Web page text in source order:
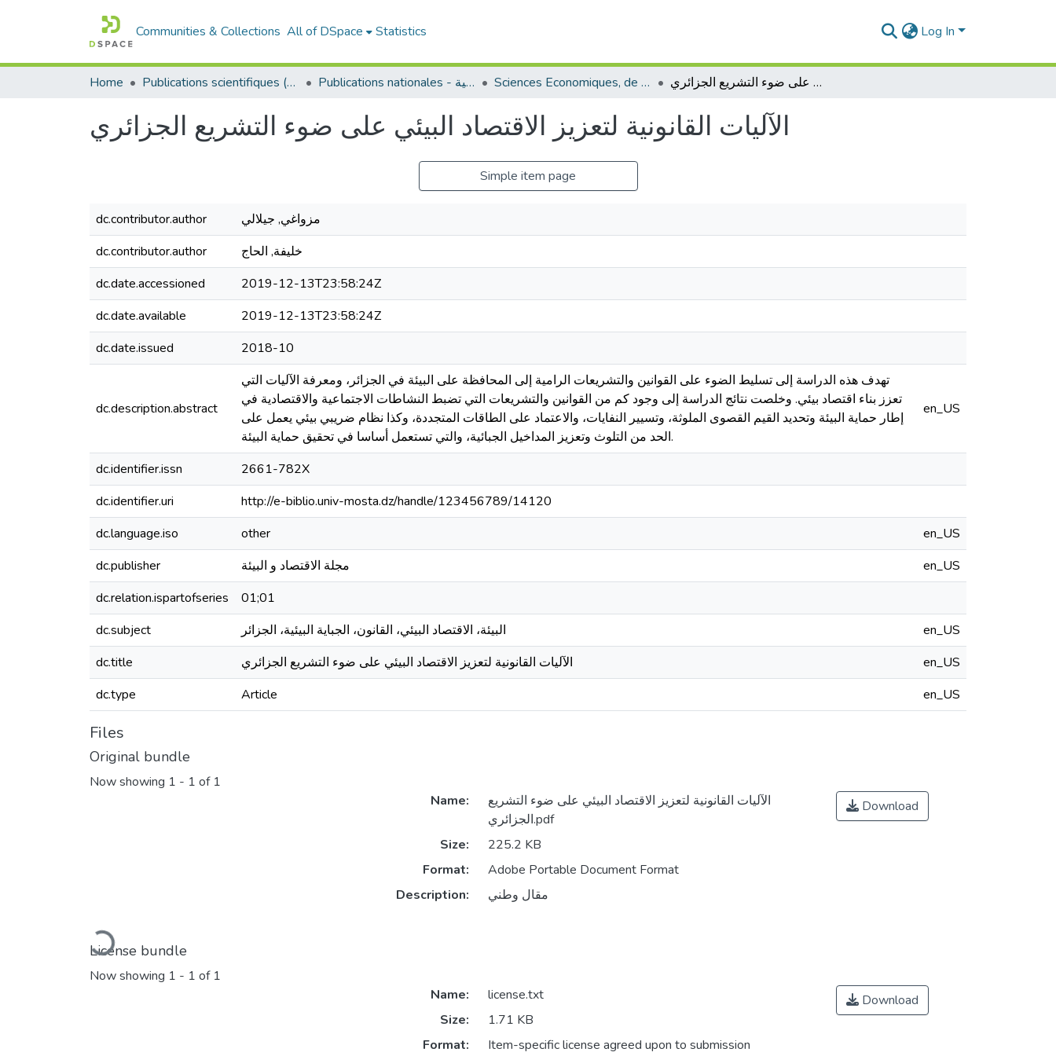
Communities & Collections All of DSpace Statistics Log In
Home Publications scientifiques (Laboratoires) Publications nationales - منشورات وطنية Sciences Economiques, de Gestion et Commerciales - العلوم الإقتصادية و التجارية و علوم التسيير الآليات القانونية لتعزيز الاقتصاد البيئي على ضوء التشريع الجزائري
الآليات القانونية لتعزيز الاقتصاد البيئي على ضوء التشريع الجزائري
Simple item page
dc.contributor.author
مزواغي, جيلالي
dc.contributor.author
خليفة, الحاج
dc.date.accessioned
2019-12-13T23:58:24Z
dc.date.available
2019-12-13T23:58:24Z
dc.date.issued
2018-10
dc.description.abstract
تهدف هذه الدراسة إلى تسليط الضوء على القوانين والتشريعات الرامية إلى المحافظة على البيئة في الجزائر، ومعرفة الآليات التي
تعزز بناء اقتصاد بيئي. وخلصت نتائج الدراسة إلى وجود كم من القوانين والتشريعات التي تضبط النشاطات الاجتماعية والاقتصادية في
إطار حماية البيئة وتحديد القيم القصوى الملوثة، وتسيير النفايات، والاعتماد على الطاقات المتجددة، وكذا نظام ضريبي بيئي يعمل على
الحد من التلوث وتعزيز المداخيل الجبائية، والتي تستعمل أساسا في تحقيق حماية البيئة.
en_US
dc.identifier.issn
2661-782X
dc.identifier.uri
http://e-biblio.univ-mosta.dz/handle/123456789/14120
dc.language.iso
other
en_US
dc.publisher
مجلة الاقتصاد و البيئة
en_US
dc.relation.ispartofseries
01;01
dc.subject
البيئة، الاقتصاد البيئي، القانون، الجباية البيئية، الجزائر
en_US
dc.title
الآليات القانونية لتعزيز الاقتصاد البيئي على ضوء التشريع الجزائري
en_US
dc.type
Article en_US
Files
Original bundle
Now showing 1 - 1 of 1
Loading...
Name:
الآليات القانونية لتعزيز الاقتصاد البيئي على ضوء التشريع
الجزائري.pdf
Size:
225.2 KB
Format:
Adobe Portable Document Format
Description:
مقال وطني
Download
License bundle
Now showing 1 - 1 of 1
Name:
license.txt
Size:
1.71 KB
Format:
Item-specific license agreed upon to submission
Download